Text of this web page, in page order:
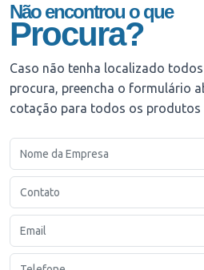
Não encontrou o que
Procura?
Caso não tenha localizado
procura, preencha o formulário
cotação para todos os